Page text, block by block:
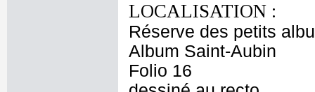
LOCALISATION :
Réserve des petits
Album Saint-Aubin
Folio 16